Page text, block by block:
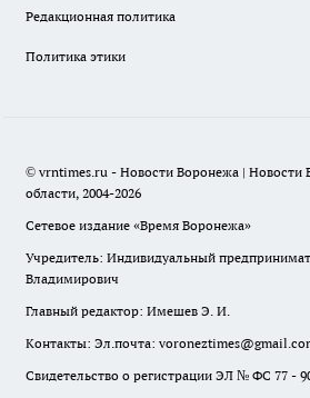
Редакционная политика
Политика этики
© vrntimes.ru - Новости Воронежа | Новости
области, 2004-2026
Сетевое издание «Время Воронежа»
Учредитель: Индивидуальный
Владимирович
Главный редактор: Имешев Э. И.
Контакты: Эл.почта:
Свидетельство о регистрации ЭЛ № ФС 77 -